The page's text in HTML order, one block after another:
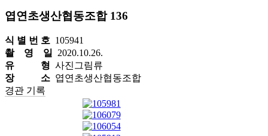
엽연초생산협동조합 136
식 별 번 호 105941
촬 영 일
2020.10.26.
유 형 사진그림류
장 소 엽연초생산협동조합
경관 기록